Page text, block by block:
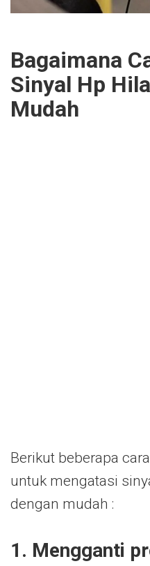
Bagaimana
Sinyal Hp
Mudah
Berikut beberapa
untuk mengatasi
dengan mudah :
1. Mengganti